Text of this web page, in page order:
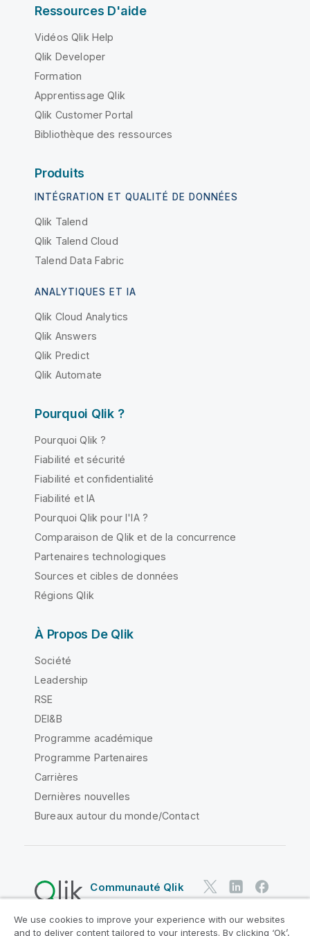
Ressources D'aide
Vidéos Qlik Help
Qlik Developer
Formation
Apprentissage Qlik
Qlik Customer Portal
Bibliothèque des ressources
Produits
INTÉGRATION ET QUALITÉ DE DONNÉES
Qlik Talend
Qlik Talend Cloud
Talend Data Fabric
ANALYTIQUES ET IA
Qlik Cloud Analytics
Qlik Answers
Qlik Predict
Qlik Automate
Pourquoi Qlik ?
Pourquoi Qlik ?
Fiabilité et sécurité
Fiabilité et confidentialité
Fiabilité et IA
Pourquoi Qlik pour l'IA ?
Comparaison de Qlik et de la concurrence
Partenaires technologiques
Sources et cibles de données
Régions Qlik
À Propos De Qlik
Société
Leadership
RSE
DEI&B
Programme académique
Programme Partenaires
Carrières
Dernières nouvelles
Bureaux autour du monde/Contact
Communauté Qlik
Contrats juridiques
We use cookies to improve your experience with our websites
and to deliver content tailored to your interests. By clicking ‘Ok’,